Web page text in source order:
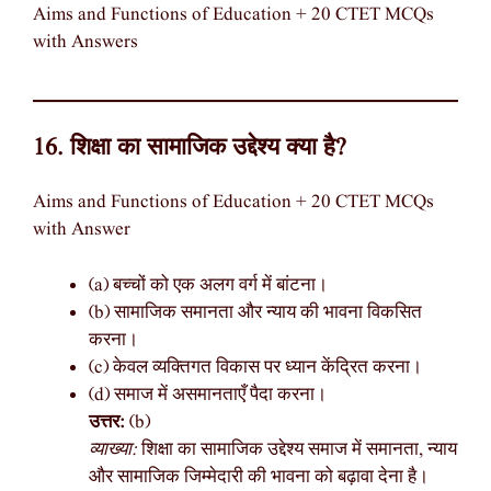
Aims and Functions of Education + 20 CTET MCQs
with Answers
16. शिक्षा का सामाजिक उद्देश्य क्या है?
Aims and Functions of Education + 20 CTET MCQs
with Answer
(a) बच्चों को एक अलग वर्ग में बांटना।
(b) सामाजिक समानता और न्याय की भावना विकसित
करना।
(c) केवल व्यक्तिगत विकास पर ध्यान केंद्रित करना।
(d) समाज में असमानताएँ पैदा करना।
उत्तर: (b)
व्याख्या:शिक्षा का सामाजिक उद्देश्य समाज में समानता, न्याय
और सामाजिक जिम्मेदारी की भावना को बढ़ावा देना है।